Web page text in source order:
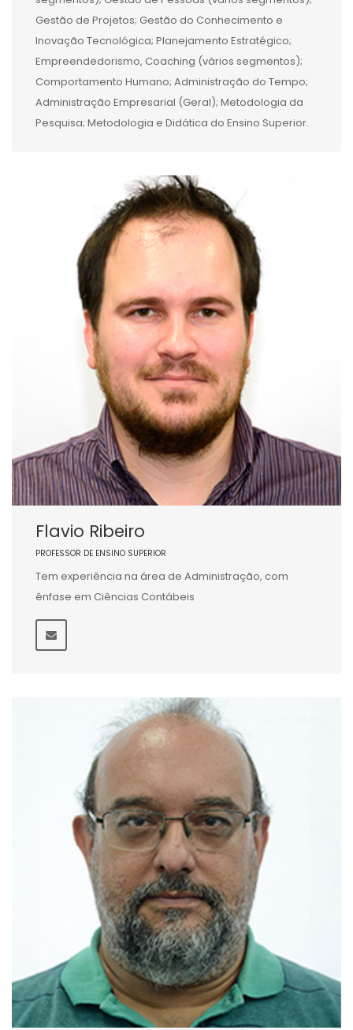
Gestão de Projetos; Gestão do Conhecimento e
Inovação Tecnológica; Planejamento Estratégico;
Empreendedorismo, Coaching (vários segmentos);
Comportamento Humano; Administração do Tempo;
Administração Empresarial (Geral); Metodologia da
Pesquisa; Metodologia e Didática do Ensino Superior.
Flavio Ribeiro
PROFESSOR DE ENSINO SUPERIOR
Tem experiência na área de Administração, com
ênfase em Ciências Contábeis